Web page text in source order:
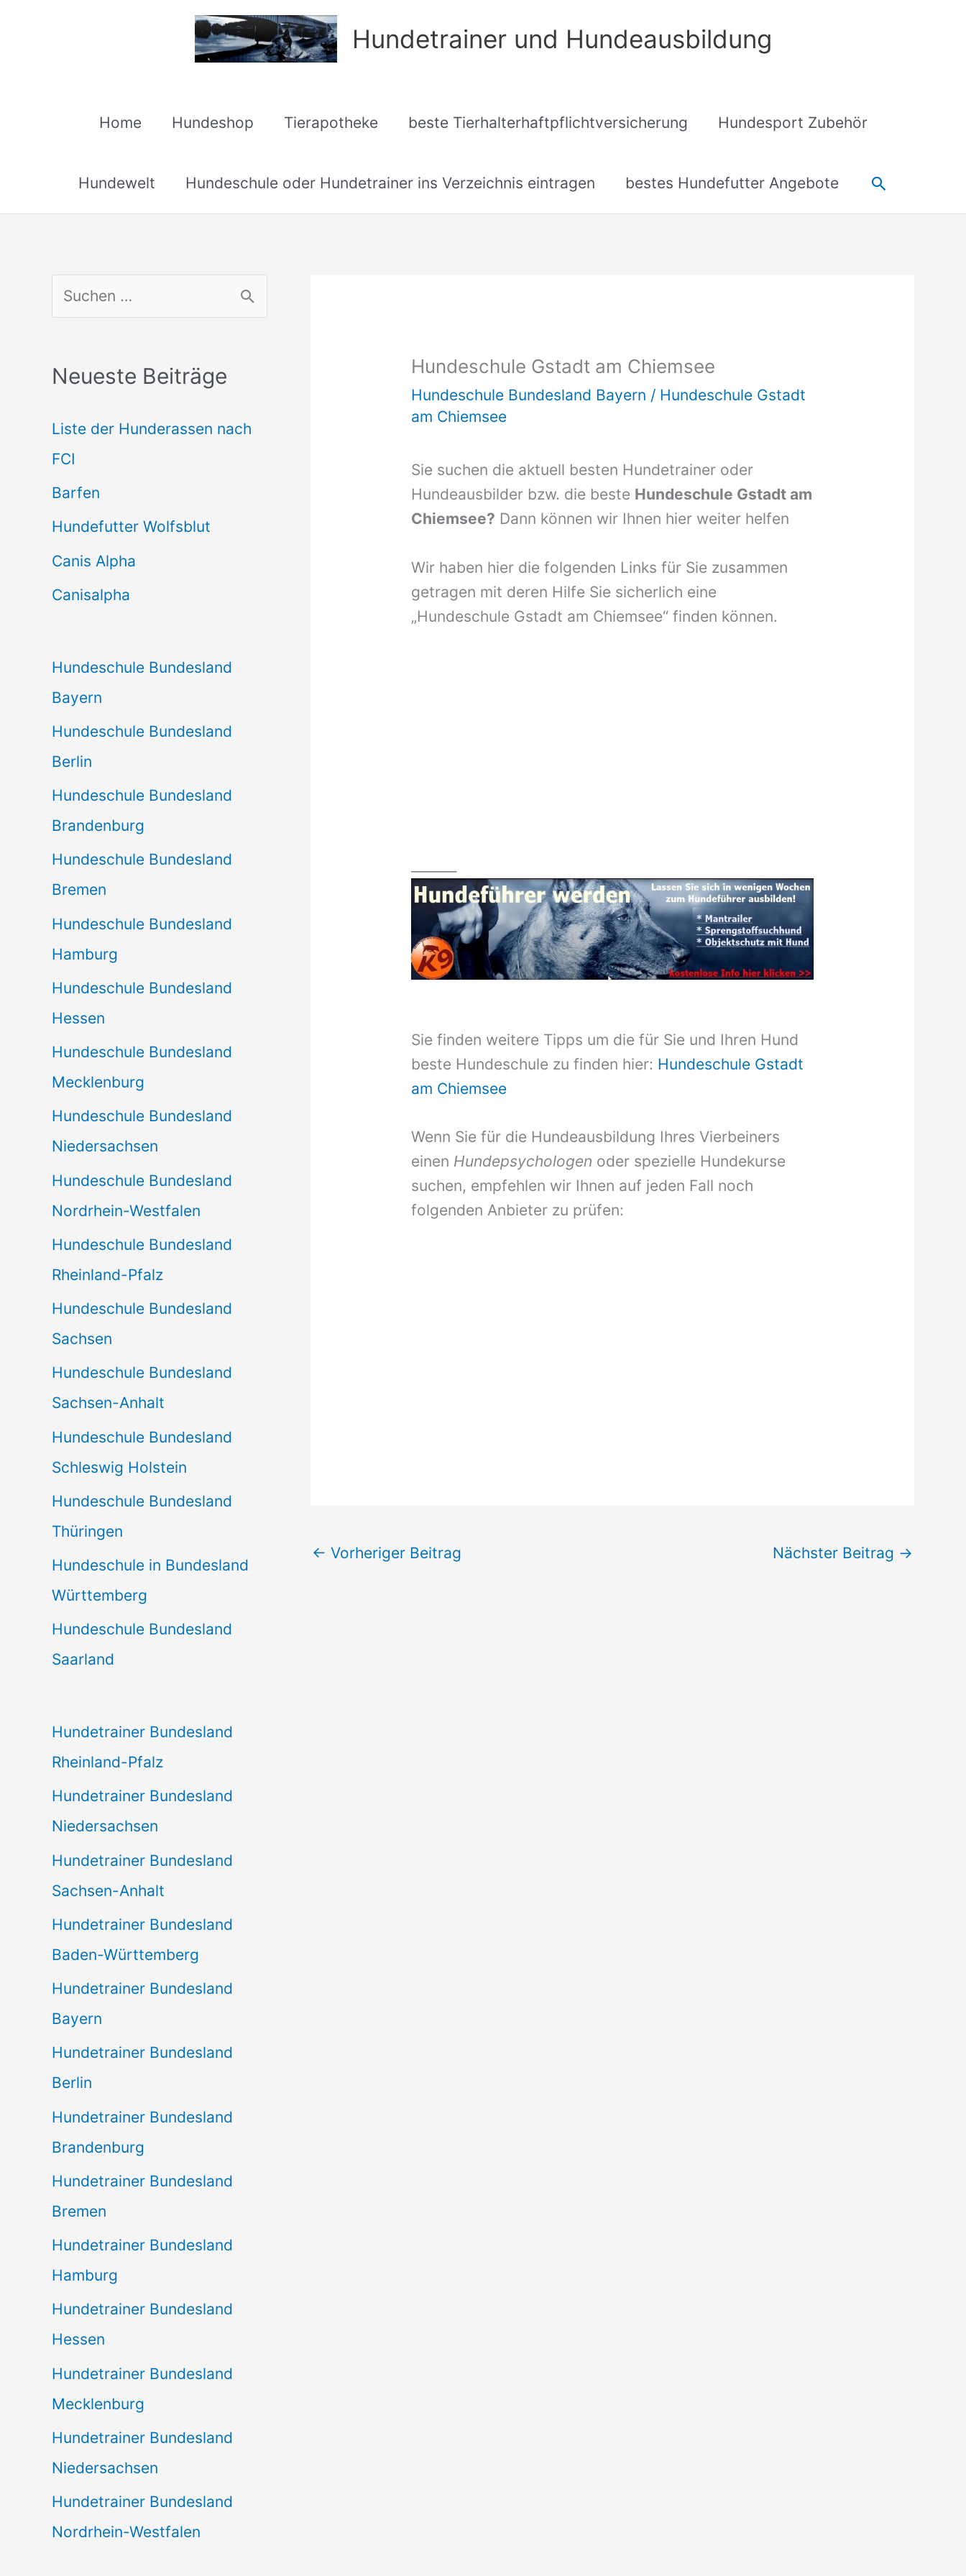
Hundetrainer und Hundeausbildung
Home Hundeshop Tierapotheke beste Tierhalterhaftpflichtversicherung Hundesport Zubehör
Hundewelt Hundeschule oder Hundetrainer ins Verzeichnis eintragen bestes Hundefutter Angebote Suchen
u
h
n
n
a
c
h
:
Neueste Beiträge
Liste der Hunderassen nach
FCI
Barfen
Hundefutter Wolfsblut
Canis Alpha
Canisalpha
Hundeschule Bundesland
Bayern
Hundeschule Bundesland
Berlin
Hundeschule Bundesland
Brandenburg
Hundeschule Bundesland
Bremen
Hundeschule Bundesland
Hamburg
Hundeschule Bundesland
Hessen
Hundeschule Bundesland
Mecklenburg
Hundeschule Bundesland
Niedersachsen
Hundeschule Bundesland
Nordrhein-Westfalen
Hundeschule Bundesland
Rheinland-Pfalz
Hundeschule Bundesland
Sachsen
Hundeschule Bundesland
Sachsen-Anhalt
Hundeschule Bundesland
Schleswig Holstein
Hundeschule Bundesland
Thüringen
Hundeschule in Bundesland
Württemberg
Hundeschule Bundesland
Saarland
Hundetrainer Bundesland
Rheinland-Pfalz
Hundetrainer Bundesland
Niedersachsen
Hundetrainer Bundesland
Sachsen-Anhalt
Hundetrainer Bundesland
Baden-Württemberg
Hundetrainer Bundesland
Bayern
Hundetrainer Bundesland
Berlin
Hundetrainer Bundesland
Brandenburg
Hundetrainer Bundesland
Bremen
Hundetrainer Bundesland
Hamburg
Hundetrainer Bundesland
Hessen
Hundetrainer Bundesland
Mecklenburg
Hundetrainer Bundesland
Niedersachsen
Hundetrainer Bundesland
Nordrhein-Westfalen
Hundeschule Gstadt am Chiemsee
Hundeschule Bundesland Bayern / Hundeschule Gstadt
am Chiemsee
Sie suchen die aktuell besten Hundetrainer oder
Hundeausbilder bzw. die beste Hundeschule Gstadt am
Chiemsee? Dann können wir Ihnen hier weiter helfen
Wir haben hier die folgenden Links für Sie zusammen
getragen mit deren Hilfe Sie sicherlich eine
„Hundeschule Gstadt am Chiemsee“ finden können.
Sie finden weitere Tipps um die für Sie und Ihren Hund
beste Hundeschule zu finden hier: Hundeschule Gstadt
am Chiemsee
Wenn Sie für die Hundeausbildung Ihres Vierbeiners
einen Hundepsychologen oder spezielle Hundekurse
suchen, empfehlen wir Ihnen auf jeden Fall noch
folgenden Anbieter zu prüfen:
← Vorheriger Beitrag Nächster Beitrag →